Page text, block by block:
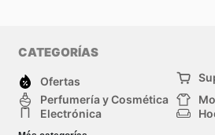
CATEGORÍAS
Ofertas
Perfumería y Cosmética
Electrónica
Deporte